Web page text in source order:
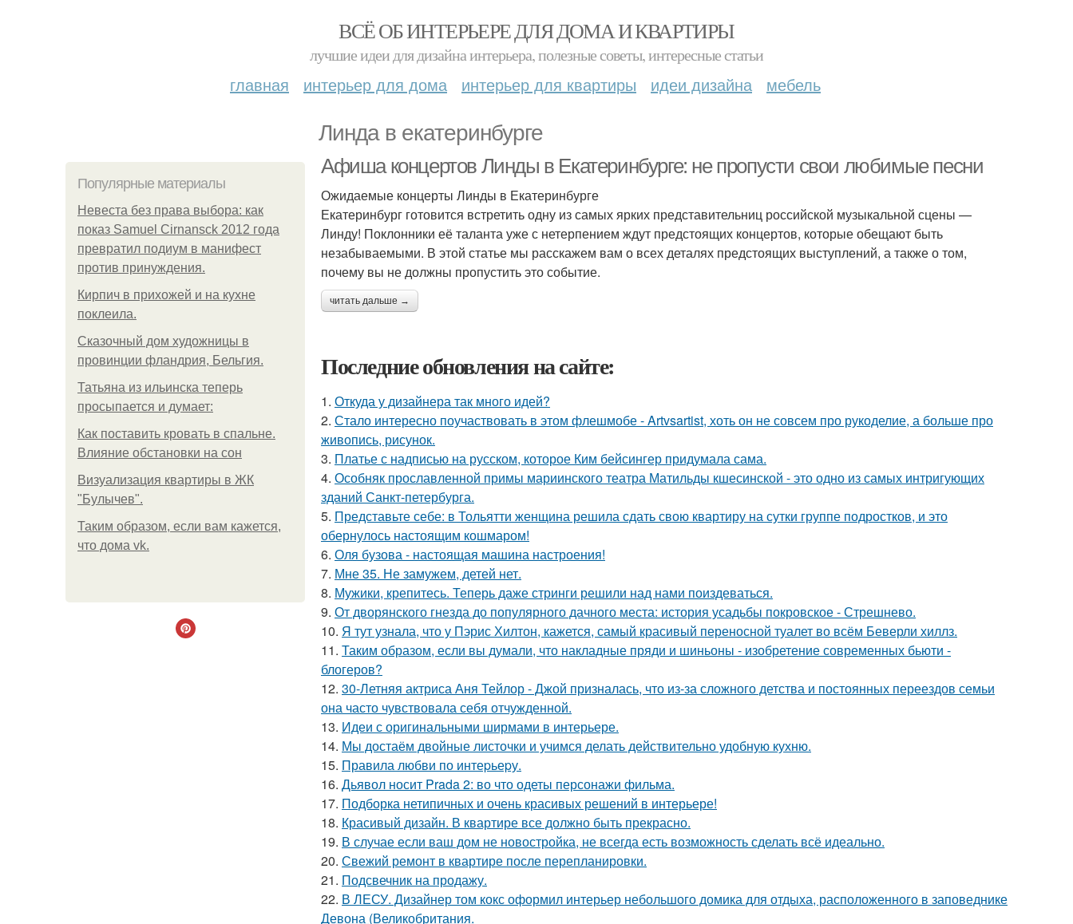
ВСЁ ОБ ИНТЕРЬЕРЕ ДЛЯ ДОМА И КВАРТИРЫ
лучшие идеи для дизайна интерьера, полезные советы, интересные статьи
главная интерьер для дома интерьер для квартиры идеи дизайна мебель
Линда в екатеринбурге
Популярные материалы
Невеста без права выбора: как
показ Samuel Cirnansck 2012 года
превратил подиум в манифест
против принуждения.
Кирпич в прихожей и на кухне
поклеила.
Сказочный дом художницы в
провинции фландрия, Бельгия.
Татьяна из ильинска теперь
просыпается и думает:
Как поставить кровать в спальне.
Влияние обстановки на сон
Визуализация квартиры в ЖК
"Булычев".
Таким образом, если вам кажется,
что дома vk.
Афиша концертов Линды в Екатеринбурге: не пропусти свои любимые песни
Ожидаемые концерты Линды в Екатеринбурге
Екатеринбург готовится встретить одну из самых ярких представительниц российской музыкальной сцены —
Линду! Поклонники её таланта уже с нетерпением ждут предстоящих концертов, которые обещают быть
незабываемыми. В этой статье мы расскажем вам о всех деталях предстоящих выступлений, а также о том,
почему вы не должны пропустить это событие.
читать дальше →
Последние обновления на сайте:
1. Откуда у дизайнера так много идей?
2. Стало интересно поучаствовать в этом флешмобе - Artvsartist, хоть он не совсем про рукоделие, а больше про
живопись, рисунок.
3. Платье с надписью на русском, которое Ким бейсингер придумала сама.
4. Особняк прославленной примы мариинского театра Матильды кшесинской - это одно из самых интригующих
зданий Санкт-петербурга.
5. Представьте себе: в Тольятти женщина решила сдать свою квартиру на сутки группе подростков, и это
обернулось настоящим кошмаром!
6. Оля бузова - настоящая машина настроения!
7. Мне 35. Не замужем, детей нет.
8. Мужики, крепитесь. Теперь даже стринги решили над нами поиздеваться.
9. От дворянского гнезда до популярного дачного места: история усадьбы покровское - Стрешнево.
10. Я тут узнала, что у Пэрис Хилтон, кажется, самый красивый переносной туалет во всём Беверли хиллз.
11. Таким образом, если вы думали, что накладные пряди и шиньоны - изобретение современных бьюти -
блогеров?
12. 30-Летняя актриса Аня Тейлор - Джой призналась, что из-за сложного детства и постоянных переездов семьи
она часто чувствовала себя отчужденной.
13. Идеи с оригинальными ширмами в интерьере.
14. Мы достаём двойные листочки и учимся делать действительно удобную кухню.
15. Правила любви по интеpьеpу.
16. Дьявол носит Prada 2: во что одеты персонажи фильма.
17. Подборка нетипичных и очень красивых решений в интерьере!
18. Красивый дизайн. В квартире все должно быть прекрасно.
19. В случае если ваш дом не новостройка, не всегда есть возможность сделать всё идеально.
20. Свежий ремонт в квартире после перепланировки.
21. Подсвечник на продажу.
22. В ЛЕСУ. Дизайнер том кокс оформил интерьер небольшого домика для отдыха, расположенного в заповеднике
Девона (Великобритания.